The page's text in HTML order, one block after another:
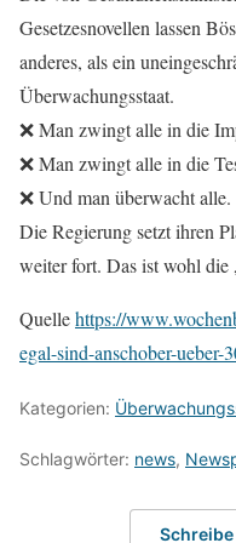
Gesetzesnovellen lassen
anderes, als ein
Überwachungsstaat.
❌ Man zwingt alle in die
❌ Man zwingt alle in die
❌ Und man überwacht alle.
Die Regierung setzt ihren
weiter fort. Das ist wohl
Quellehttps://
egal-sind-anschober-ueber-
Kategorien:
Schlagwörter: news,